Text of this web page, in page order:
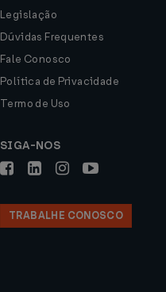
Legislação
Dúvidas Frequentes
Fale Conosco
Política de Privacidade
Termo de Uso
SIGA-NOS
TRABALHE CONOSCO